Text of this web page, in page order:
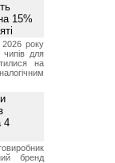
15%
року
чипів для
на
4
бренд